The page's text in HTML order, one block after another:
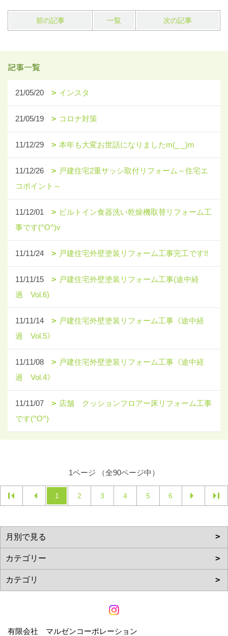
前の記事 一覧 次の記事
記事一覧
21/05/20 インスタ
21/05/19 コロナ対策
11/12/29 本年も大変お世話になりましたm(_ _)m
11/12/26
戸建住宅2重サッシ取付リフォーム～住宅エ
コポイント～
11/12/01
ビルトイン食器洗い乾燥機取替リフォーム工
事です(^O^)v
11/11/24 戸建住宅外壁塗装リフォーム工事完工です!!
11/11/15
戸建住宅外壁塗装リフォーム工事(途中経
過 Vol.6)
11/11/14
戸建住宅外壁塗装リフォーム工事《途中経
過 Vol.5》
11/11/08
戸建住宅外壁塗装リフォーム工事《途中経
過 Vol.4》
11/11/07
店舗 クッションフロアー床リフォーム工事
です(^O^)
1ページ （全90ページ中）
1 2 3 4 5 6
有限会社 マルゼンコーポレーション